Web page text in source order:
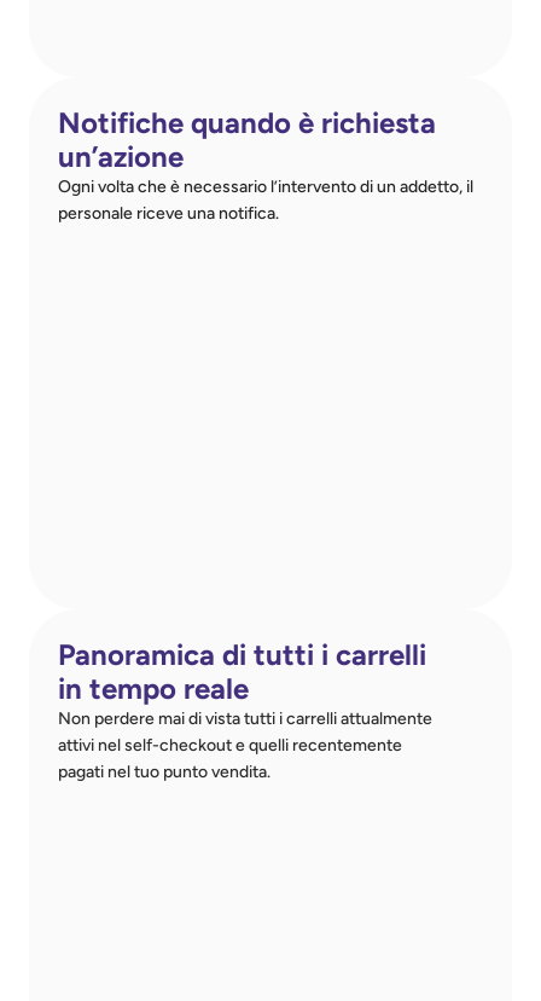
Notifiche quando è richiesta
un’azione
Ogni volta che è necessario l’intervento di un addetto, il
personale riceve una notifica.
Panoramica di tutti i carrelli
in tempo reale
Non perdere mai di vista tutti i carrelli attualmente
attivi nel self-checkout e quelli recentemente
pagati nel tuo punto vendita.